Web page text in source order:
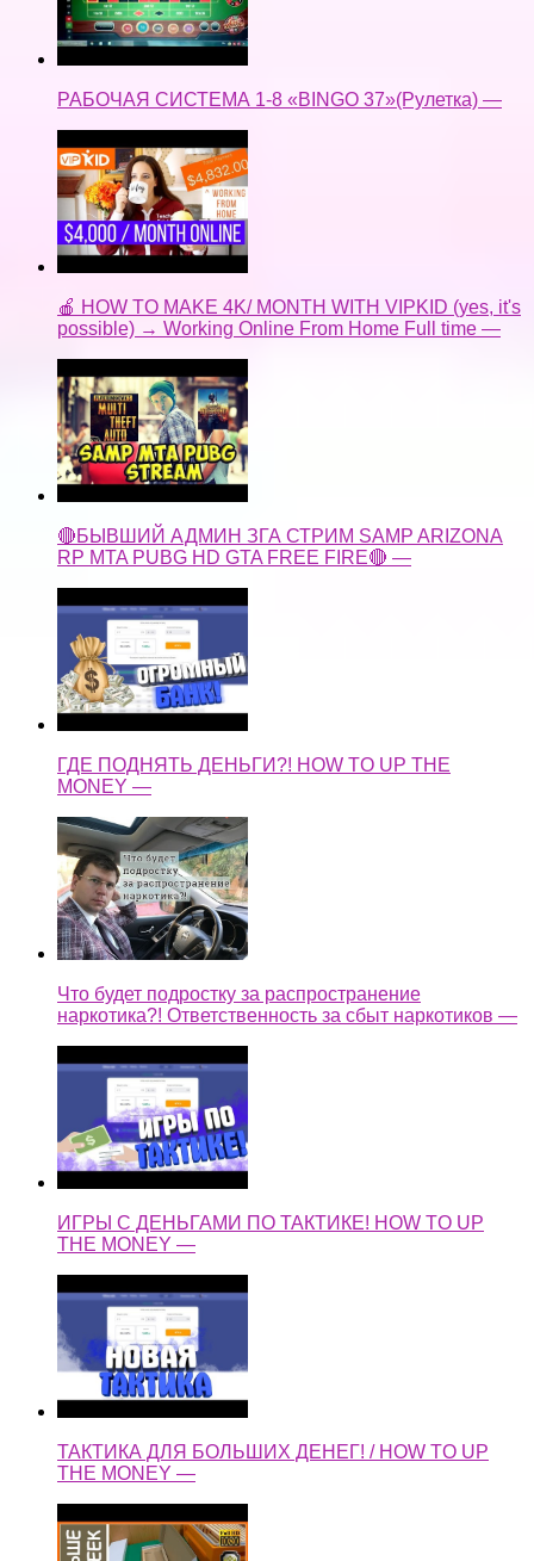
РАБОЧАЯ СИСТЕМА 1-8 «BINGO 37»(Рулетка) —
🍎 HOW TO MAKE 4K/ MONTH WITH VIPKID (yes, it's
possible) → Working Online From Home Full time —
🔴БЫВШИЙ АДМИН ЗГА СТРИМ SAMP ARIZONA
RP MTA PUBG HD GTA FREE FIRE🔴 —
ГДЕ ПОДНЯТЬ ДЕНЬГИ?! HOW TO UP THE
MONEY —
Что будет подростку за распространение
наркотика?! Ответственность за сбыт наркотиков —
ИГРЫ С ДЕНЬГАМИ ПО ТАКТИКЕ! HOW TO UP
THE MONEY —
ТАКТИКА ДЛЯ БОЛЬШИХ ДЕНЕГ! / HOW TO UP
THE MONEY —